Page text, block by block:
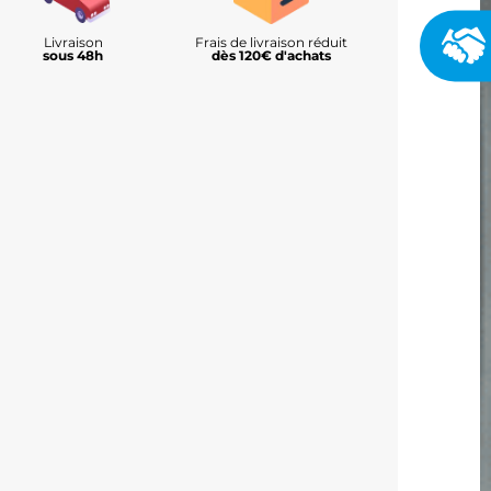
Livraison
sous 48h
Frais de livraison réduit
dès 120€ d'achats